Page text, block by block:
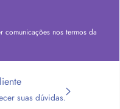
comunicações nos termos da
suas dúvidas.